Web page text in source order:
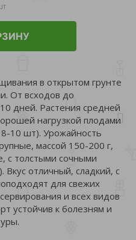
в открытом грунте
От всходов до
дней. Растения средней
нагрузкой плодами
10 шт). Урожайность
массой 150-200 г,
с толстыми сочными
отличный, сладкий, с
для свежих
и всех видов
устойчив к болезням и